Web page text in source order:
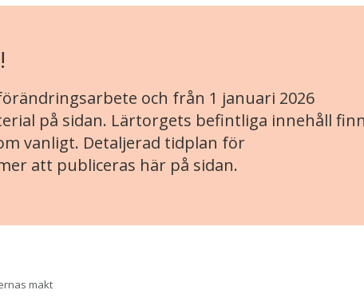
och från 1 januari 2026
på sidan. Lärtorgets befintliga innehåll
vanligt. Detaljerad tidplan för
att publiceras här på sidan.
makt